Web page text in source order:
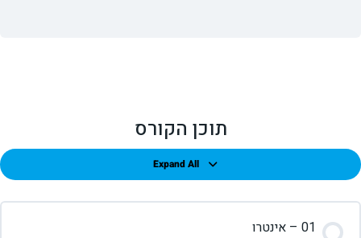
תוכן הקורס
Expand All
01 – אינטרו